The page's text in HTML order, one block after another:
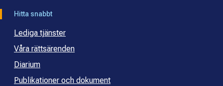
Hitta snabbt
Lediga tjänster
Våra rättsärenden
Diarium
Publikationer och dokument